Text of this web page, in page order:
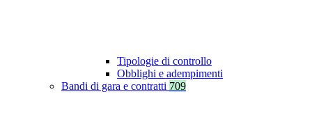
Tipologie di controllo
Obblighi e adempimenti
Bandi di gara e contratti 709